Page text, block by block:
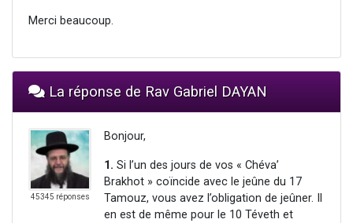
Merci beaucoup.
La réponse de Rav Gabriel DAYAN
45345 réponses
Bonjour,
1. Si l’un des jours de vos « Chéva’
Brakhot » coïncide avec le jeûne du 17
Tamouz, vous avez l’obligation de jeûner. Il
en est de même pour le 10 Téveth et